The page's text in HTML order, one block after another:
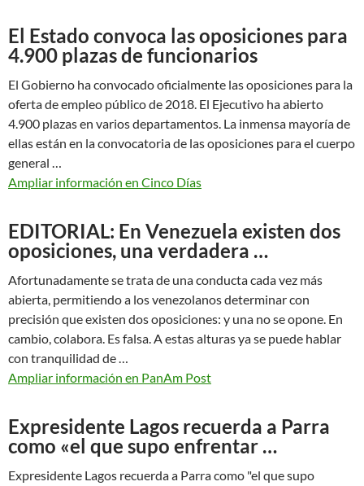
El Estado convoca las oposiciones para
4.900 plazas de funcionarios
El Gobierno ha convocado oficialmente las oposiciones para la
oferta de empleo público de 2018. El Ejecutivo ha abierto
4.900 plazas en varios departamentos. La inmensa mayoría de
ellas están en la convocatoria de las oposiciones para el cuerpo
general …
Ampliar información en Cinco Días
EDITORIAL: En Venezuela existen dos
oposiciones, una verdadera …
Afortunadamente se trata de una conducta cada vez más
abierta, permitiendo a los venezolanos determinar con
precisión que existen dos oposiciones: y una no se opone. En
cambio, colabora. Es falsa. A estas alturas ya se puede hablar
con tranquilidad de …
Ampliar información en PanAm Post
Expresidente Lagos recuerda a Parra
como «el que supo enfrentar …
Expresidente Lagos recuerda a Parra como "el que supo